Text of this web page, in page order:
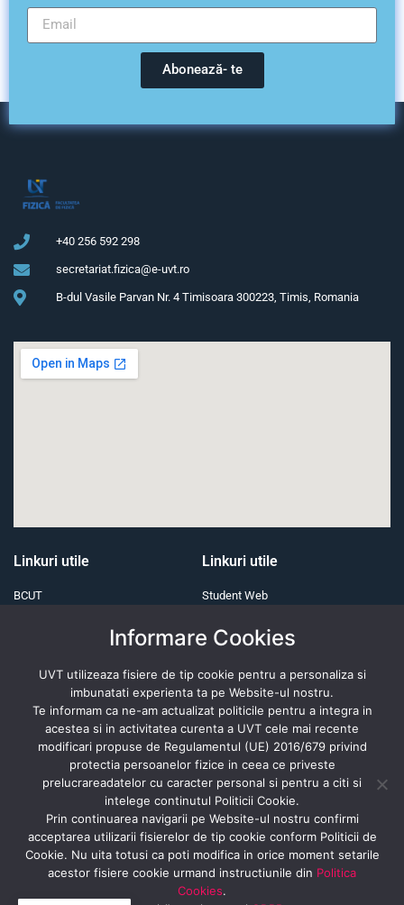
Abonează- te
+40 256 592 298
secretariat.fizica@e-uvt.ro
B-dul Vasile Parvan Nr. 4 Timisoara 300223, Timis, Romania
Linkuri utile
BCUT
Fundația UVT
Linkuri utile
Student Web
Revista presei
Abonează- te
Informare Cookies
UVT utilizeaza fisiere de tip cookie pentru a personaliza si
imbunatati experienta ta pe Website-ul nostru.
Te informam ca ne-am actualizat politicile pentru a integra in
acestea si in activitatea curenta a UVT cele mai recente
modificari propuse de Regulamentul (UE) 2016/679 privind
protectia persoanelor fizice in ceea ce priveste
prelucrareadatelor cu caracter personal si pentru a citi si
intelege continutul Politicii Cookie.
Prin continuarea navigarii pe Website-ul nostru confirmi
acceptarea utilizarii fisierelor de tip cookie conform Politicii de
Cookie. Nu uita totusi ca poti modifica in orice moment setarile
acestor fisiere cookie urmand instructiunile din Politica
Cookies.